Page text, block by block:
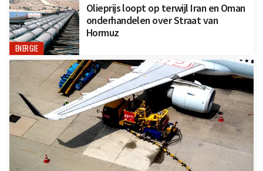
ENERGIE
Olieprijs loopt op terwijl Iran en Oman
onderhandelen over Straat van
Hormuz